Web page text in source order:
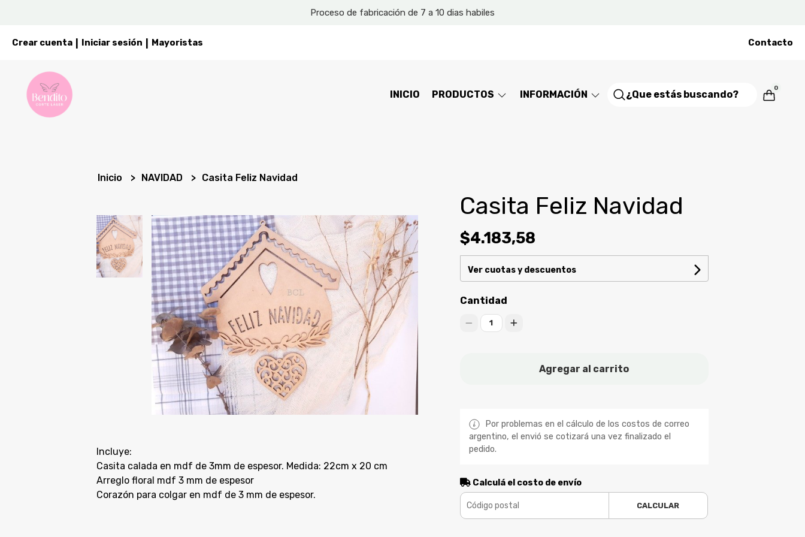
Proceso de fabricación de 7 a 10 dias habiles
Crear cuenta Iniciar sesión Mayoristas Contacto
INICIO PRODUCTOS INFORMACIÓN
0
Inicio NAVIDAD Casita Feliz Navidad
Incluye:
Casita calada en mdf de 3mm de espesor. Medida: 22cm x 20 cm
Arreglo floral mdf 3 mm de espesor
Corazón para colgar en mdf de 3 mm de espesor.
Casita Feliz Navidad
$4.183,58
Ver cuotas y descuentos
Cantidad
1
Agregar al carrito
Por problemas en el cálculo de los costos de correo
argentino, el envió se cotizará una vez finalizado el
pedido.
Calculá el costo de envío
CALCULAR